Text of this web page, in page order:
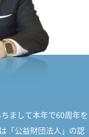
まして本年で60周年を
「公益財団法人」の認